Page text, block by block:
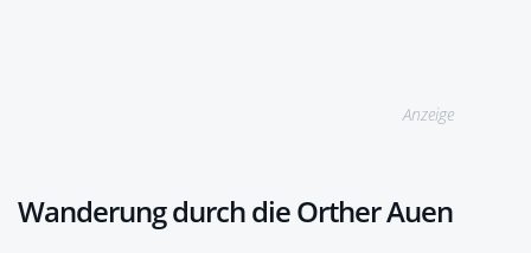
Anzeige
Wanderung durch die Orther Auen